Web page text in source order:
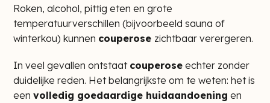
Roken, alcohol, pittig eten en grote
temperatuurverschillen (bijvoorbeeld sauna of
winterkou) kunnen couperose zichtbaar verergeren.
In veel gevallen ontstaat couperose echter zonder
duidelijke reden. Het belangrijkste om te weten: het is
een volledig goedaardige huidaandoening en